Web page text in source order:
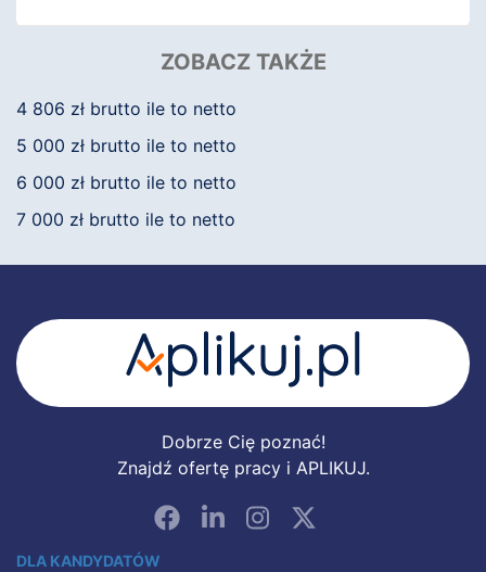
ZOBACZ TAKŻE
4 806 zł brutto ile to netto
5 000 zł brutto ile to netto
6 000 zł brutto ile to netto
7 000 zł brutto ile to netto
Dobrze Cię poznać!
Znajdź ofertę pracy i APLIKUJ.
DLA KANDYDATÓW